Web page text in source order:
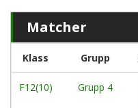
Matcher
Klass Grupp
F12(10) Grupp 4